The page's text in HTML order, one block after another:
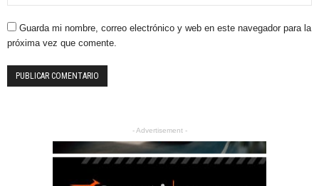
Guarda mi nombre, correo electrónico y web en este navegador para la
próxima vez que comente.
- Advertisement -